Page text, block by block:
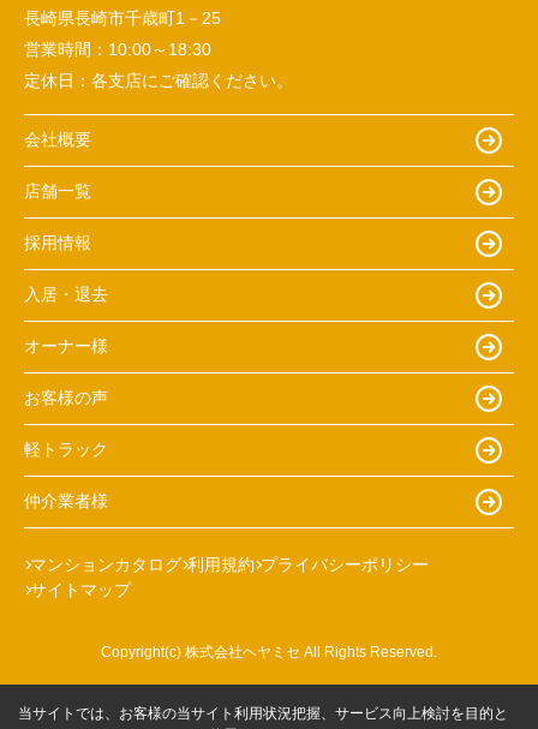
長崎県長崎市千歳町1－25
営業時間： 10:00～18:30
定休日： 各支店にご確認ください。
会社概要
店舗一覧
採用情報
入居・退去
オーナー様
お客様の声
軽トラック
仲介業者様
マンションカタログ 利用規約 プライバシーポリシー
サイトマップ
Copyright(c) 株式会社ヘヤミセ All Rights Reserved.
当サイトでは、お客様の当サイト利用状況把握、サービス向上検討を目的と